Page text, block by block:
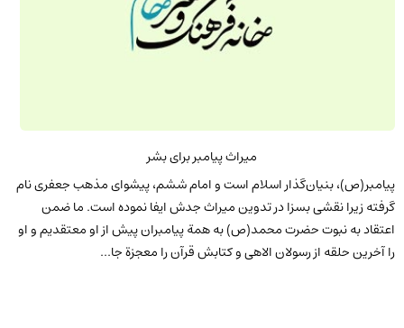
میراث پیامبر برای بشر
پیامبر(ص)، بنیان‌گذار اسلام است و امام ششم، پیشوای مذهب جعفری نام
گرفته زیرا نقشی بسزا در تدوین میراث جدش ایفا نموده است. ما ضمن
اعتقاد به نبوت حضرت محمد(ص) به همة پیامبران پیش از او معتقدیم و او
را آخرین حلقه از رسولان الاهی و کتابش قرآن را معجزة جا...